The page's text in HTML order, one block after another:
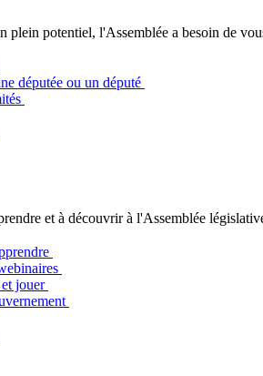
plein potentiel, l'Assemblée a besoin de
députée ou un député
et à découvrir à l'Assemblée
jouer